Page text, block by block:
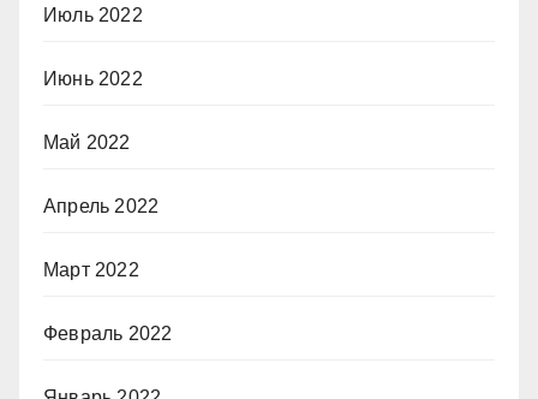
Июль 2022
Июнь 2022
Май 2022
Апрель 2022
Март 2022
Февраль 2022